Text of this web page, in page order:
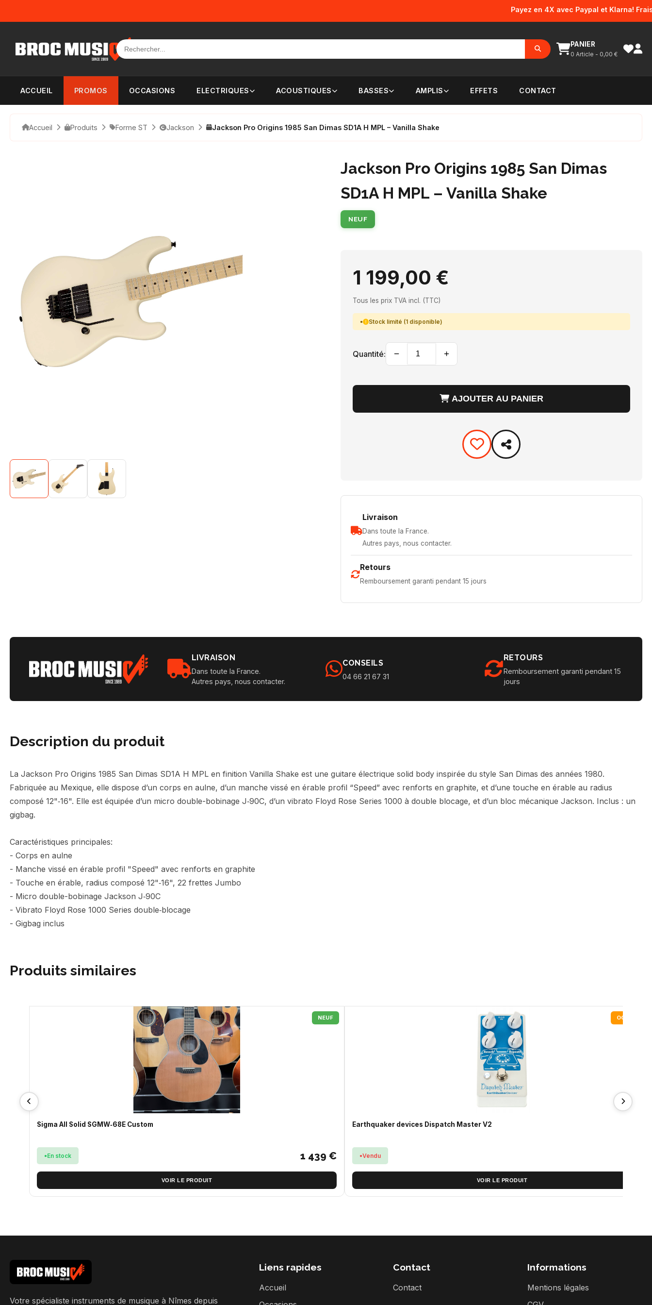
Payez en 4X avec Paypal et Klarna! Frais
PANIER
0 Article - 0,00 €
ACCUEIL PROMOS OCCASIONS ELECTRIQUES ACOUSTIQUES BASSES AMPLIS EFFETS CONTACT
Accueil Produits Forme ST Jackson Jackson Pro Origins 1985 San Dimas SD1A H MPL – Vanilla Shake
Jackson Pro Origins 1985 San Dimas
SD1A H MPL – Vanilla Shake
NEUF
1 199,00 €
Tous les prix TVA incl. (TTC)
Stock limité (1 disponible)
Quantité: − +
AJOUTER AU PANIER
Livraison
Dans toute la France.
Autres pays, nous contacter.
Retours
Remboursement garanti pendant 15 jours
LIVRAISON
Dans toute la France.
Autres pays, nous contacter.
CONSEILS
04 66 21 67 31
RETOURS
Remboursement garanti pendant 15
jours
Description du produit
La Jackson Pro Origins 1985 San Dimas SD1A H MPL en finition Vanilla Shake est une guitare électrique solid body inspirée du style San Dimas des années 1980.
Fabriquée au Mexique, elle dispose d’un corps en aulne, d’un manche vissé en érable profil “Speed” avec renforts en graphite, et d’une touche en érable au radius
composé 12"‑16". Elle est équipée d’un micro double-bobinage J‑90C, d’un vibrato Floyd Rose Series 1000 à double blocage, et d’un bloc mécanique Jackson. Inclus : un
gigbag.
Caractéristiques principales:
- Corps en aulne
- Manche vissé en érable profil "Speed" avec renforts en graphite
- Touche en érable, radius composé 12"‑16", 22 frettes Jumbo
- Micro double-bobinage Jackson J‑90C
- Vibrato Floyd Rose 1000 Series double‑blocage
- Gigbag inclus
Produits similaires
NEUF
Sigma All Solid SGMW‑68E Custom
En stock 1 439 €
VOIR LE PRODUIT
OCCASION
Earthquaker devices Dispatch Master V2
Vendu
VOIR LE PRODUIT
Votre spécialiste instruments de musique à Nîmes depuis
Liens rapides
Accueil
Contact
Contact
Informations
Mentions légales